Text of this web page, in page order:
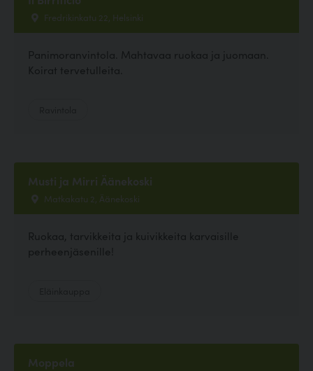
Fredrikinkatu 22, Helsinki
Panimoranvintola. Mahtavaa ruokaa ja juomaan.
Koirat tervetulleita.
Musti ja Mirri Äänekoski
Matkakatu 2, Äänekoski
Ruokaa, tarvikkeita ja kuivikkeita karvaisille
perheenjäsenille!
Moppela